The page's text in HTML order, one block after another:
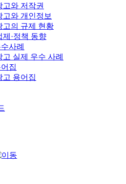
고와 저작권
고와 개인정보
고의 규제 현황
제·정책 동향
사례
고 실제 우수 사례
집
고 용어집